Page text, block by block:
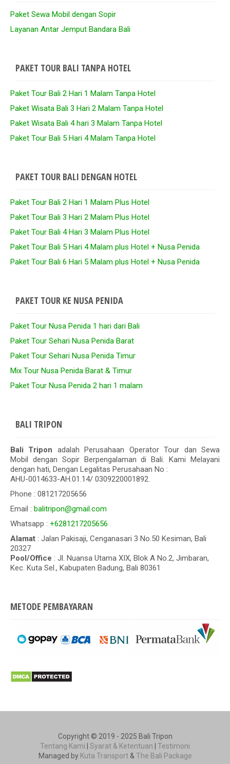
Paket Sewa Mobil dengan Sopir
Layanan Antar Jemput Bandara Bali
PAKET TOUR BALI TANPA HOTEL
Paket Tour Bali 2 Hari 1 Malam Tanpa Hotel
Paket Wisata Bali 3 Hari 2 Malam Tanpa Hotel
Paket Wisata Bali 4 hari 3 Malam Tanpa Hotel
Paket Tour Bali 5 Hari 4 Malam Tanpa Hotel
PAKET TOUR BALI DENGAN HOTEL
Paket Tour Bali 2 Hari 1 Malam Plus Hotel
Paket Tour Bali 3 Hari 2 Malam Plus Hotel
Paket Tour Bali 4 Hari 3 Malam Plus Hotel
Paket Tour Bali 5 Hari 4 Malam plus Hotel + Nusa Penida
Paket Tour Bali 6 Hari 5 Malam plus Hotel + Nusa Penida
PAKET TOUR KE NUSA PENIDA
Paket Tour Nusa Penida 1 hari dari Bali
Paket Tour Sehari Nusa Penida Barat
Paket Tour Sehari Nusa Penida Timur
Mix Tour Nusa Penida Barat & Timur
Paket Tour Nusa Penida 2 hari 1 malam
BALI TRIPON
Bali Tripon adalah Perusahaan Operator Tour dan Sewa
Mobil dengan Sopir Berpengalaman di Bali. Kami Melayani
dengan hati, Dengan Legalitas Perusahaan No :
AHU-0014633-AH.01.14/ 0309220001892.
Phone : 081217205656
Email : balitripon@gmail.com
Whatsapp : +6281217205656
Alamat : Jalan Pakisaji, Cenganasari 3 No.50 Kesiman, Bali
20327
Pool/Office : Jl. Nuansa Utama XIX, Blok A No.2, Jimbaran,
Kec. Kuta Sel., Kabupaten Badung, Bali 80361
METODE PEMBAYARAN
Copyright © 2019 - 2025 Bali Tripon
Tentang Kami
Syarat & Ketentuan
Testimoni
Managed by Kuta Transport& The Bali Package